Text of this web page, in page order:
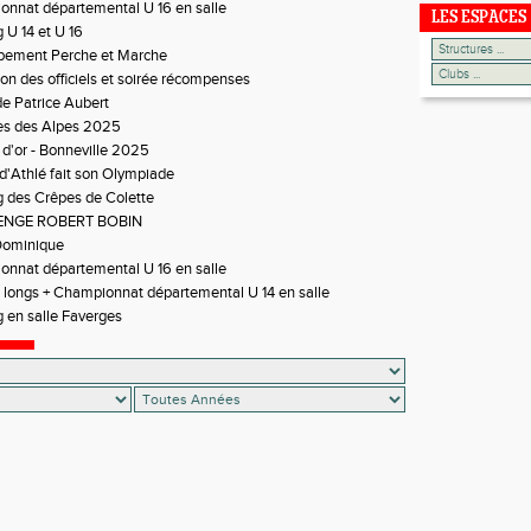
départemental U 16 en salle
14 et U 16
Perche et Marche
des officiels et soirée récompenses
Patrice Aubert
des Alpes 2025
- Bonneville 2025
fait son Olympiade
des Crêpes de Colette
ROBERT BOBIN
départemental U 16 en salle
longs + Championnat départemental U 14 en salle
en salle Faverges
LES ESPACES